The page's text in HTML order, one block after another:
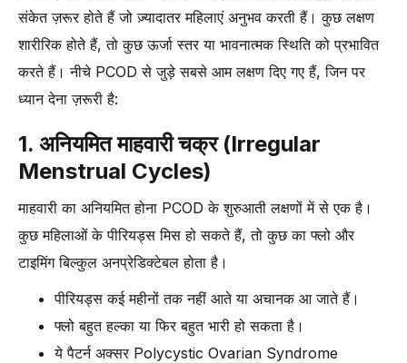
संकेत ज़रूर होते हैं जो ज़्यादातर महिलाएं अनुभव करती हैं। कुछ लक्षण
शारीरिक होते हैं, तो कुछ ऊर्जा स्तर या भावनात्मक स्थिति को प्रभावित
करते हैं। नीचे PCOD से जुड़े सबसे आम लक्षण दिए गए हैं, जिन पर
ध्यान देना ज़रूरी है:
1. अनियमित माहवारी चक्र (Irregular
Menstrual Cycles)
माहवारी का अनियमित होना PCOD के शुरुआती लक्षणों में से एक है।
कुछ महिलाओं के पीरियड्स मिस हो सकते हैं, तो कुछ का फ्लो और
टाइमिंग बिल्कुल अनप्रेडिक्टेबल होता है।
पीरियड्स कई महीनों तक नहीं आते या अचानक आ जाते हैं।
फ्लो बहुत हल्का या फिर बहुत भारी हो सकता है।
ये पैटर्न अक्सर Polycystic Ovarian Syndrome